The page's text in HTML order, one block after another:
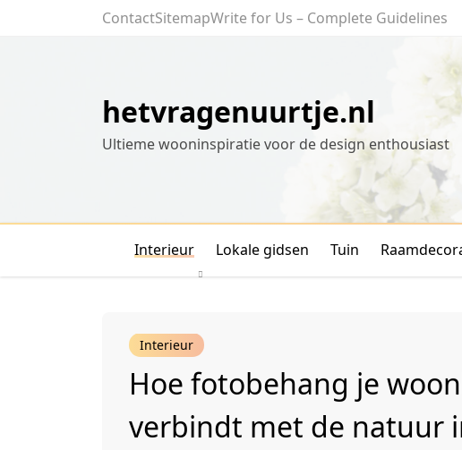
ContactSitemapWrite for Us – Complete Guidelines
hetvragenuurtje.nl
Ultieme wooninspiratie voor de design enthousiast
Interieur Lokale gidsen Tuin
Interieur
Hoe fotobehang je
verbindt met de natuur